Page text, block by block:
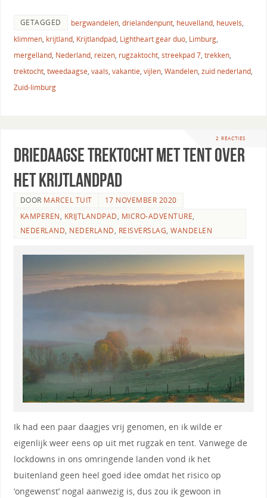
GETAGGED bergwandelen, drielandenpunt, heuvelland, heuvels,
klimmen, krijtland, Krijtlandpad, Lightheart gear duo, Limburg,
mergelland, Nederland, reizen, rugzaktocht, streekpad 7, trekken,
trektocht, tweedaagse, vaals, vakantie, vijlen, Wandelen, zuid nederland,
Zuid-limburg
2 REACTIES
Driedaagse trektocht met tent over
het Krijtlandpad
DOOR MARCEL TUIT
17 NOVEMBER 2020
KAMPEREN, KRIJTLANDPAD, MICRO-ADVENTURE,
NEDERLAND, NEDERLAND, REISVERSLAG,WANDELEN
Ik had een paar daagjes vrij genomen, en ik wilde er
eigenlijk weer eens op uit met rugzak en tent. Vanwege de
lockdowns in ons omringende landen vond ik het
buitenland geen heel goed idee omdat het risico op
‘ongewenst’ nogal aanwezig is, dus zou ik gewoon in